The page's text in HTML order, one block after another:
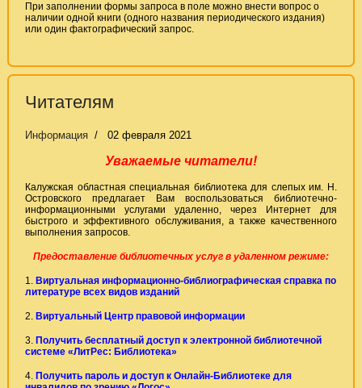
При заполнении формы запроса в поле можно внести вопрос о
наличии одной книги (одного названия периодического издания)
или один фактографический запрос.
Читателям
Информация 02 февраля 2021
Уважаемые читатели!
Калужская областная специальная библиотека для слепых им. Н.
Островского предлагает Вам воспользоваться библиотечно-
информационными услугами удаленно, через Интернет для
быстрого и эффективного обслуживания, а также качественного
выполнения запросов.
Предоставление библиотечных услуг в удаленном режиме:
1. Виртуальная информационно-библиографическая справка по
литературе всех видов изданий
2. Виртуальный Центр правовой информации
3. Получить бесплатный доступ к электронной библиотечной
системе «ЛитРес: Библиотека»
4. Получить пароль и доступ к Онлайн-Библиотеке для